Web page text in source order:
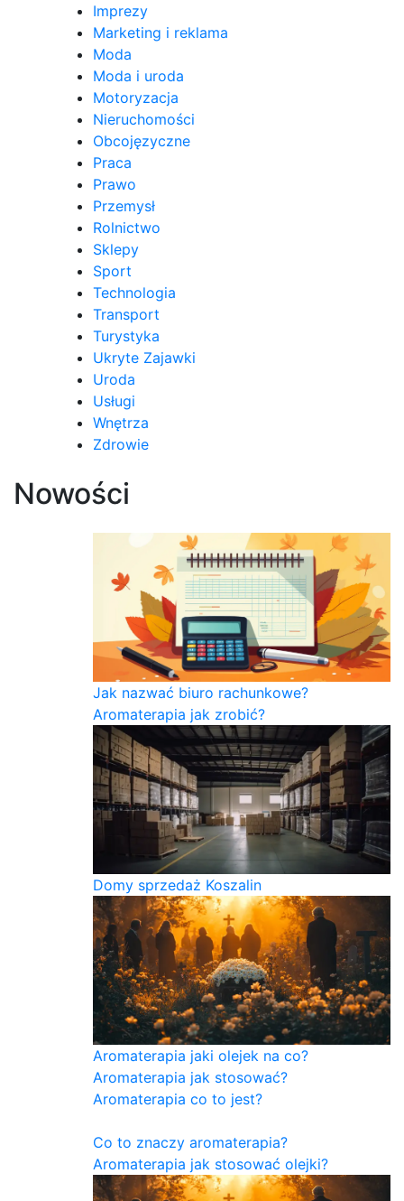
Imprezy
Marketing i reklama
Moda
Moda i uroda
Motoryzacja
Nieruchomości
Obcojęzyczne
Praca
Prawo
Przemysł
Rolnictwo
Sklepy
Sport
Technologia
Transport
Turystyka
Ukryte Zajawki
Uroda
Usługi
Wnętrza
Zdrowie
Nowości
Jak nazwać biuro rachunkowe?
Aromaterapia jak zrobić?
Domy sprzedaż Koszalin
Aromaterapia jaki olejek na co?
Aromaterapia jak stosować?
Aromaterapia co to jest?
Co to znaczy aromaterapia?
Aromaterapia jak stosować olejki?